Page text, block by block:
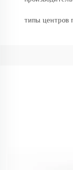
типы центров